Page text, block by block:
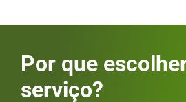
Por que
serviço?